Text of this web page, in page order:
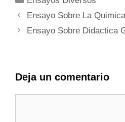
Ensayo Sobre La
Ensayo Sobre Didactica
Deja un comentario